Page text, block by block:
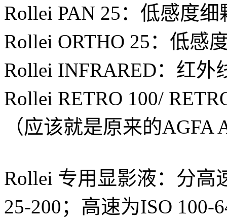
Rollei PAN 25：低感度
Rollei ORTHO 25：低感
Rollei INFRARED：红外
Rollei RETRO 100/
（应该就是原来的AGFA
Rollei 专用显影液：分高
25-200；高速为ISO 100-